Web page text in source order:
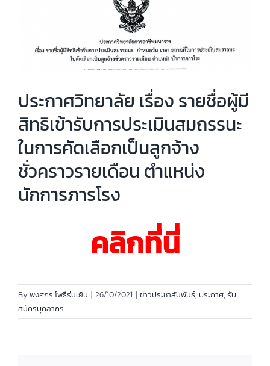
ประกาศวิทยาลัย เรื่อง รายชื่อผู้มี
สิทธิเข้ารับการประเมินสมถรรนะ
ในการคัดเลือกเป็นลูกจ้าง
ชั่วคราวรายเดือน ตำแหน่ง
นักการภารโรง
คลิกที่นี่
By พงศกร โพธิ์ร่มเย็น | 26/10/2021 | ข่าวประชาสัมพันธ์, ประกาศ, รับ
สมัครบุคลากร